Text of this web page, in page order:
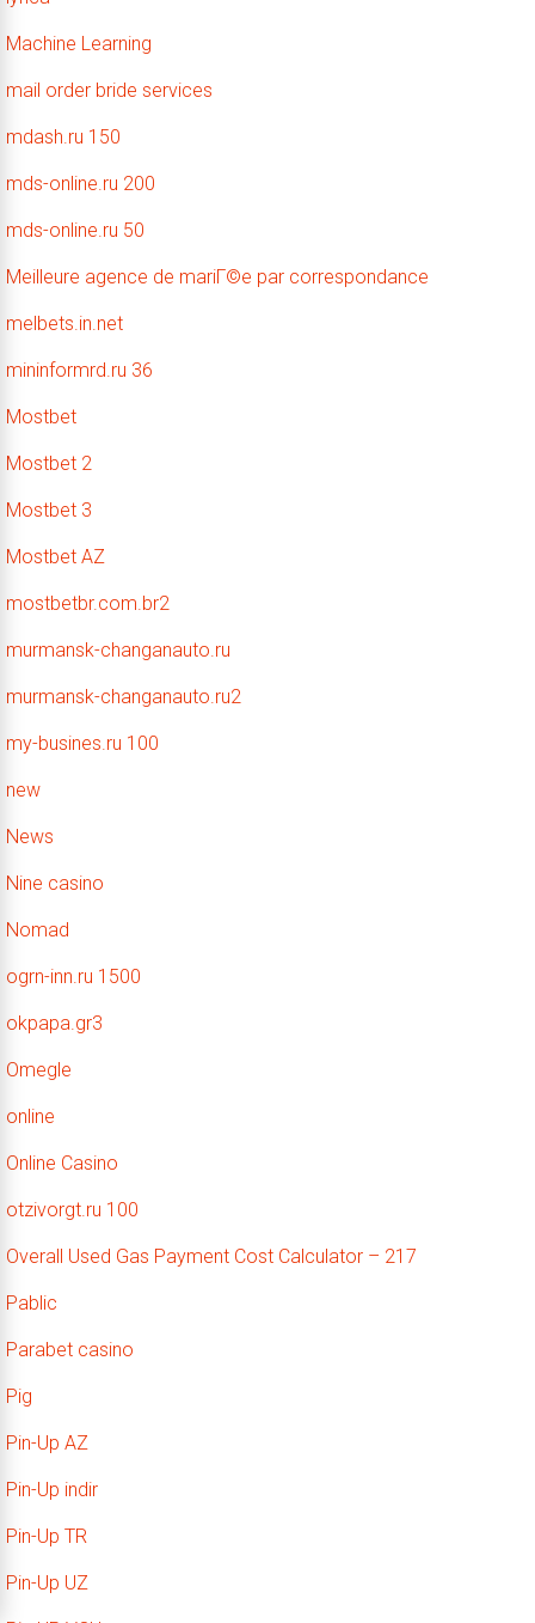
Machine Learning
mail order bride services
mdash.ru 150
mds-online.ru 200
mds-online.ru 50
Meilleure agence de mariГ©e par correspondance
melbets.in.net
mininformrd.ru 36
Mostbet
Mostbet 2
Mostbet 3
Mostbet AZ
mostbetbr.com.br2
murmansk-changanauto.ru
murmansk-changanauto.ru2
my-busines.ru 100
new
News
Nine casino
Nomad
ogrn-inn.ru 1500
okpapa.gr3
Omegle
online
Online Casino
otzivorgt.ru 100
Overall Used Gas Payment Cost Calculator – 217
Pablic
Parabet casino
Pig
Pin-Up AZ
Pin-Up indir
Pin-Up TR
Pin-Up UZ